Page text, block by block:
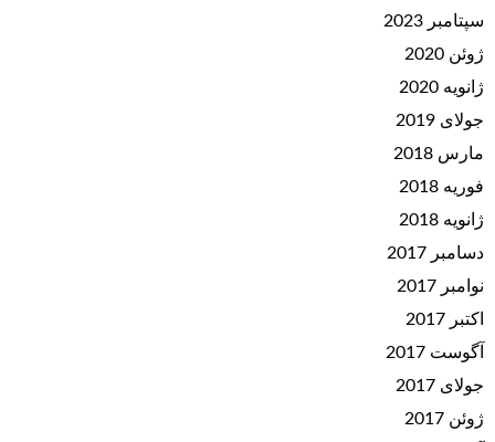
سپتامبر 2023
ژوئن 2020
ژانویه 2020
جولای 2019
مارس 2018
فوریه 2018
ژانویه 2018
دسامبر 2017
نوامبر 2017
اکتبر 2017
آگوست 2017
جولای 2017
ژوئن 2017